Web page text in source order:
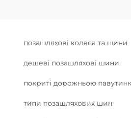
позашляхові колеса та шини
дешеві позашляхові шини
покриті дорожньою
типи позашляхових шин